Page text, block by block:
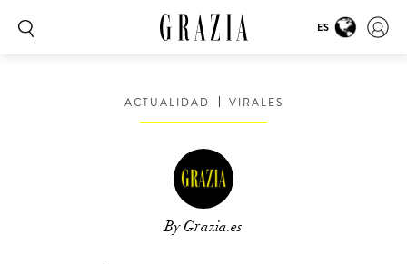
ES
ACTUALIDAD VIRALES
By Grazia.es